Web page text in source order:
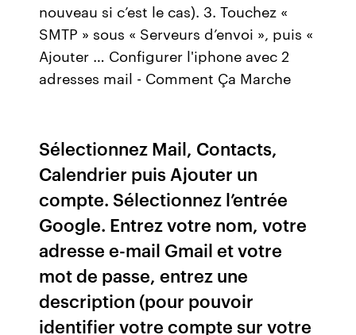
nouveau si c’est le cas). 3. Touchez «
SMTP » sous « Serveurs d’envoi », puis «
Ajouter … Configurer l'iphone avec 2
adresses mail - Comment Ça Marche
Sélectionnez Mail, Contacts,
Calendrier puis Ajouter un
compte. Sélectionnez l’entrée
Google. Entrez votre nom, votre
adresse e-mail Gmail et votre
mot de passe, entrez une
description (pour pouvoir
identifier votre compte sur votre